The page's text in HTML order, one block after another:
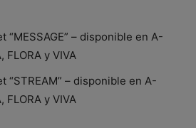
“MESSAGE” – disponible en A-
FLORA y VIVA
“STREAM” – disponible en A-
FLORA y VIVA